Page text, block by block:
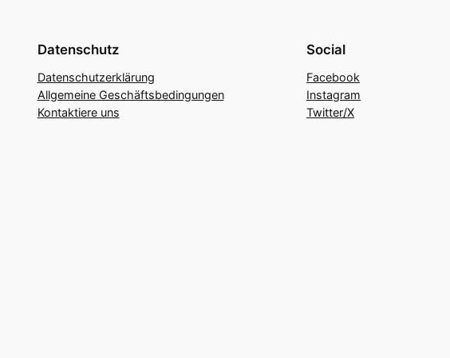
Datenschutz
Datenschutzerklärung
Allgemeine Geschäftsbedingungen
Kontaktiere uns
Social
Facebook
Instagram
Twitter/X